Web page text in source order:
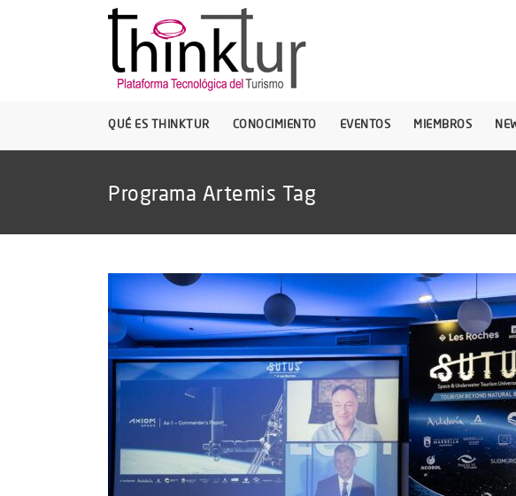
QUÉ ES THINKTUR CONOCIMIENTO EVENTOS MIEMBROS
Programa Artemis Tag